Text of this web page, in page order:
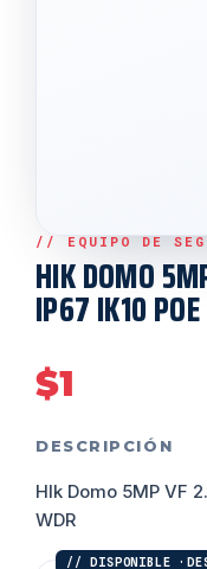
HIK DOMO
IP67 IK10
$1
DESCRIPCIÓN
HIk Domo 5MP VF
WDR